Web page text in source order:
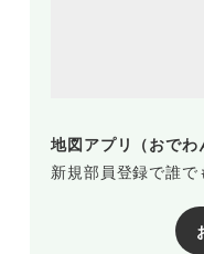
地図アプリ（おでわ
新規部員登録で誰